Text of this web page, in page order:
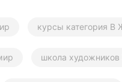
курсы категория В
школа